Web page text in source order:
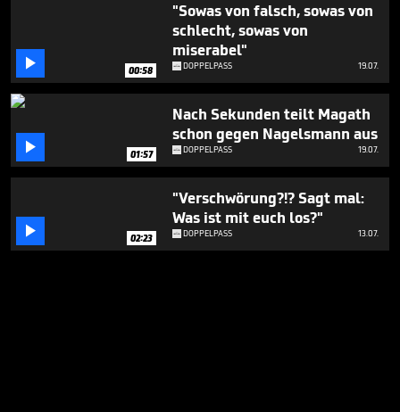
 00:58
"Sowas von falsch, sowas von
schlecht, sowas von
miserabel"
DOPPELPASS 19.07.
 01:57
Nach Sekunden teilt Magath
schon gegen Nagelsmann aus
DOPPELPASS 19.07.
 02:23
"Verschwörung?!? Sagt mal:
Was ist mit euch los?"
DOPPELPASS 13.07.